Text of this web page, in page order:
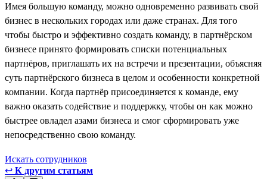
Имея большую команду, можно одновременно развивать свой
бизнес в нескольких городах или даже странах. Для того
чтобы быстро и эффективно создать команду, в партнёрском
бизнесе принято формировать списки потенциальных
партнёров, приглашать их на встречи и презентации, объясняя
суть партнёрского бизнеса в целом и особенности конкретной
компании. Когда партнёр присоединяется к команде, ему
важно оказать содействие и поддержку, чтобы он как можно
быстрее овладел азами бизнеса и смог сформировать уже
непосредственно свою команду.
Искать сотрудников
↩ К другим статьям